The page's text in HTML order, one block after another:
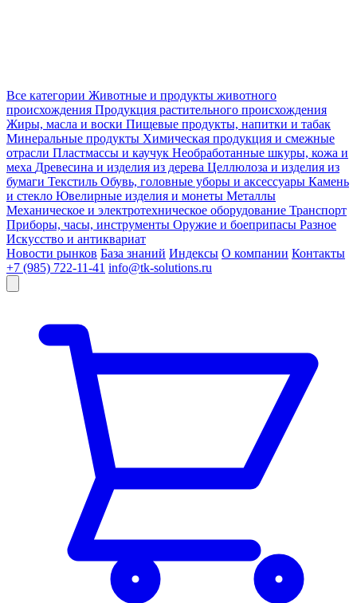
Все категории Животные и продукты животного
происхождения Продукция растительного происхождения
Жиры, масла и воски Пищевые продукты, напитки и табак
Минеральные продукты Химическая продукция и смежные
отрасли Пластмассы и каучук Необработанные шкуры, кожа и
меха Древесина и изделия из дерева Целлюлоза и изделия из
бумаги Текстиль Обувь, головные уборы и аксессуары Камень
и стекло Ювелирные изделия и монеты Металлы
Механическое и электротехническое оборудование Транспорт
Приборы, часы, инструменты Оружие и боеприпасы Разное
Искусство и антиквариат
Новости рынков База знаний Индексы О компании Контакты
+7 (985) 722-11-41 info@tk-solutions.ru